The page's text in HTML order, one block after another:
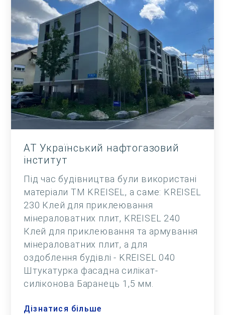
АТ Український нафтогазовий
інститут
Під час будівництва були використані
матеріали ТМ KREISEL, а саме: KREISEL
230 Клей для приклеювання
мінераловатних плит, KREISEL 240
Клей для приклеювання та армування
мінераловатних плит, а для
оздоблення будівлі - KREISEL 040
Штукатурка фасадна силікат-
силіконова Баранець 1,5 мм.
Дізнатися більше